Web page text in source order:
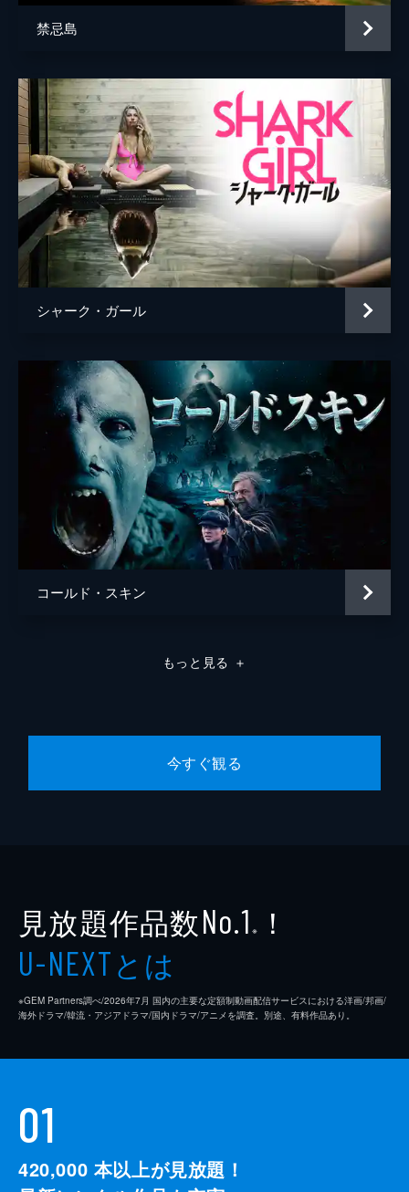
禁忌島
シャーク・ガール
コールド・スキン
もっと見る ＋
今すぐ観る
見放題作品数No.1 ※ ！
U-NEXTとは
※GEM Partners調べ/2026年7⽉ 国内の主要な定額制動画配信サービスにおける洋画/邦画/
海外ドラマ/韓流・アジアドラマ/国内ドラマ/アニメを調査。別途、有料作品あり。
01
420,000 本以上が見放題！